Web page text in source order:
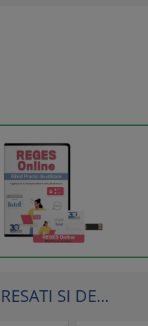
SI DE...